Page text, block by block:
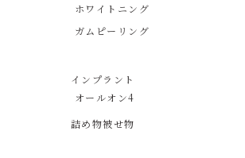
ホワイトニング
ガムピーリング
インプラント
オールオン4
詰め物被せ物